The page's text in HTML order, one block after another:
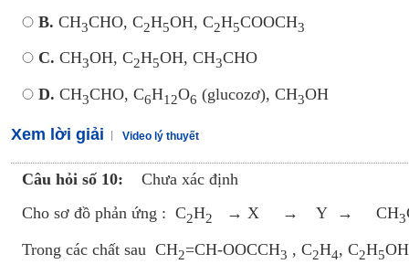
B. CH3CHO, C2H5OH, C2H5COOCH3
C. CH3OH, C2H5OH, CH3CHO
D. CH3CHO, C6H12O6 (glucozơ), CH3OH
Xem lời giải Video lý thuyết
Câu hỏi số 10:
Chưa xác định
Cho sơ đồ phản ứng : C2H2 → X → Y → CH3
Trong các chất sau CH2=CH-OOCCH3 , C2H4, C2H5